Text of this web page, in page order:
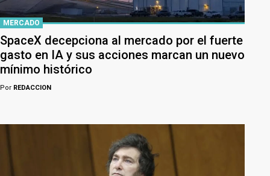
MERCADO
SpaceX decepciona al mercado por el fuerte
gasto en IA y sus acciones marcan un nuevo
mínimo histórico
Por REDACCION